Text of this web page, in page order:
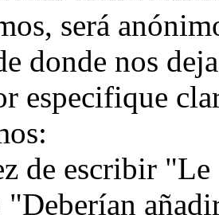
será
donde nos
especifique
de escribir
"Deberían